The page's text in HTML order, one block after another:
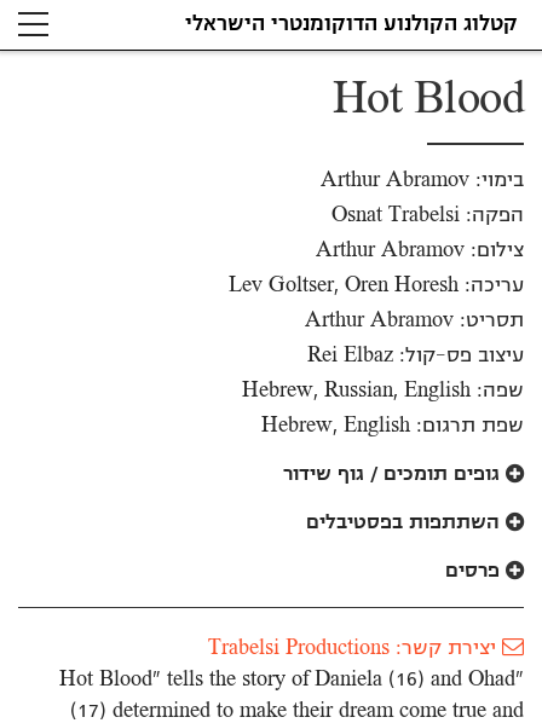
קטלוג הקולנוע הדוקומנטרי הישראלי
Hot Blood
בימוי: Arthur Abramov
הפקה: Osnat Trabelsi
צילום: Arthur Abramov
עריכה: Lev Goltser, Oren Horesh
תסריט: Arthur Abramov
עיצוב פס-קול: Rei Elbaz
שפה: Hebrew, Russian, English
שפת תרגום: Hebrew, English
גופים תומכים / גוף שידור
השתתפות בפסטיבלים
פרסים
יצירת קשר: Trabelsi Productions
"Hot Blood" tells the story of Daniela (16) and Ohad
(17) determined to make their dream come true and